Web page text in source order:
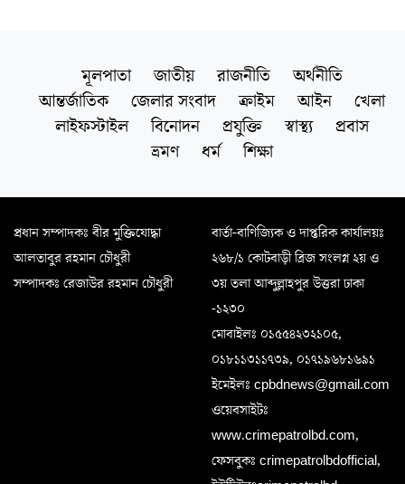
মূলপাতা জাতীয় রাজনীতি
অর্থনীতি
আন্তর্জাতিক
জেলার সংবাদ ক্রাইম আইন
খেলা
লাইফস্টাইল
বিনোদন প্রযুক্তি স্বাস্থ্য
প্রবাস
ভ্রমণ
ধর্ম শিক্ষা
প্রধান সম্পাদকঃ বীর মুক্তিযোদ্ধা
আলতাবুর রহমান চৌধুরী
সম্পাদকঃ রেজাউর রহমান চৌধুরী
বার্তা-বাণিজ্যিক ও দাপ্তরিক কার্যালয়ঃ
২৬৮/১ কোটবাড়ী ব্রিজ সংলগ্ন ২য় ও
৩য় তলা আব্দুল্লাহপুর উত্তরা ঢাকা
-১২৩০
মোবাইলঃ ০১৫৫৪২৩২১০৫,
০১৮১১৩১১৭৩৯, ০১৭১৯৬৮১৬৯১
ইমেইলঃ cpbdnews@gmail.com
ওয়েবসাইটঃ
www.crimepatrolbd.com,
ফেসবুকঃ crimepatrolbdofficial,